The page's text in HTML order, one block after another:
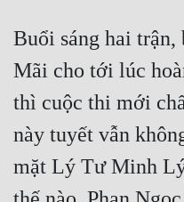
Buổi sáng hai trận,
Mãi cho tới lúc
thì cuộc thi mới
này tuyết vẫn
mặt Lý Tư Minh